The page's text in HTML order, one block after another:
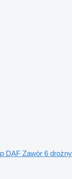
DAF Zawór 6 drożny